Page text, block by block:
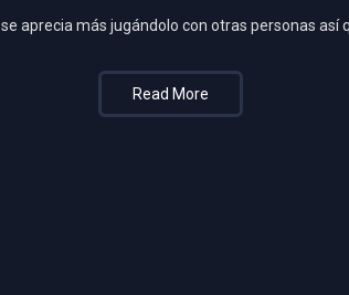
aprecia más jugándolo con otras personas así
Read More